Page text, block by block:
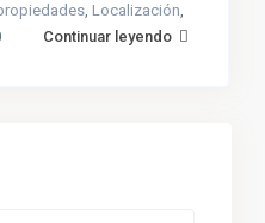
, Localización,
Continuar leyendo